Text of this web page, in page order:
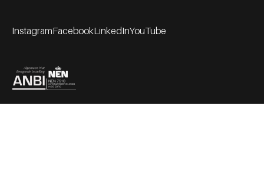
InstagramFacebookLinkedInYouTube
Partners